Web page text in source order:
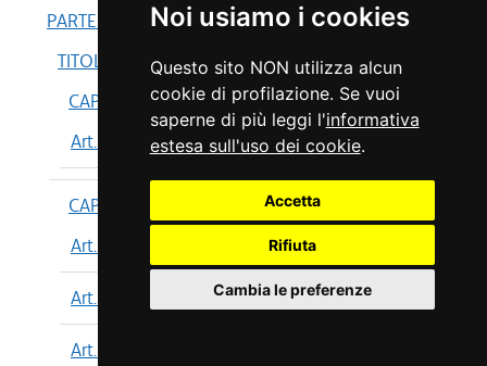
Noi usiamo i cookies
Questo sito NON utilizza alcun
cookie di profilazione. Se vuoi
saperne di più leggi l'informativa
estesa sull'uso dei cookie.
Accetta
Rifiuta
Cambia le preferenze
PARTE IV
TITOLO I
CAPO I
Art. 199
CAPO II
Art. 200
Art. 201
Art. 202